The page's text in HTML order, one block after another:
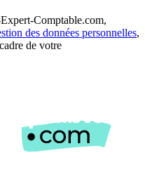
Comptable.com,
des données personnelles,
de votre